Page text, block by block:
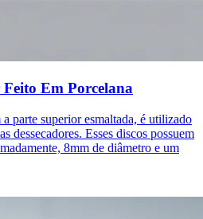
Feito Em Porcelana
parte superior esmaltada, é utilizado
dessecadores. Esses discos possuem
8mm de diâmetro e um